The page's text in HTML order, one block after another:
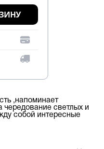
,напоминает
чередование светлых и
собой интересные